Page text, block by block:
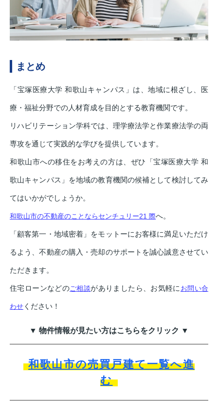
まとめ
「宝塚医療大学 和歌山キャンパス」は、地域に根ざし、医
療・福祉分野での人材育成を目的とする教育機関です。
リハビリテーション学科では、理学療法学と作業療法学の両
専攻を通じて実践的な学びを提供しています。
和歌山市への移住をお考えの方は、ぜひ「宝塚医療大学 和
歌山キャンパス」を地域の教育機関の候補として検討してみ
てはいかがでしょうか。
和歌山市の不動産のことならセンチュリー21 際へ。
「顧客第一・地域密着」をモットーにお客様に満足いただけ
るよう、不動産の購入・売却のサポートを誠心誠意させてい
ただきます。
住宅ローンなどのご相談がありましたら、お気軽にお問い合
わせ ください！
▼ 物件情報が見たい方はこちらをクリック ▼
和歌山市の売買戸建て一覧へ進
む